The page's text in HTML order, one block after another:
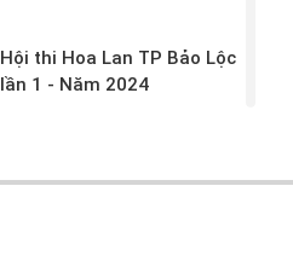
Hội thi Hoa Lan TP Bảo Lộc
lần 1 - Năm 2024